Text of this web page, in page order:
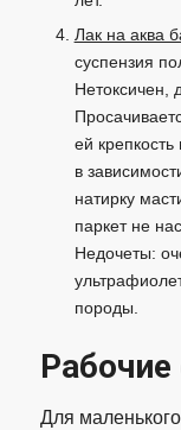
Лак на аква
суспензия
Нетоксичен,
ей крепкость
в
натирку
паркет не
Недочеты:
породы.
Для